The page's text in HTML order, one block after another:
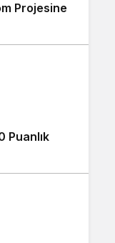
Projesine
Puanlık